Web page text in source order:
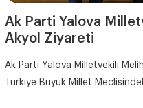
Ak Parti Yalova
Akyol Ziyareti
Ak Parti Yalova Milletvekili
Türkiye Büyük Millet